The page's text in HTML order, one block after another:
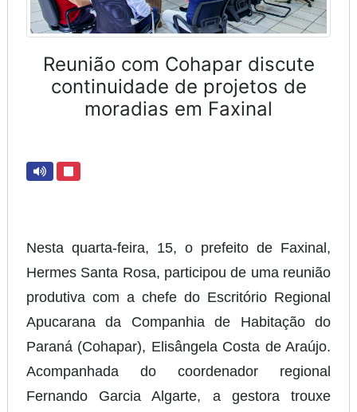
Reunião com Cohapar discute
continuidade de projetos de
moradias em Faxinal
Nesta quarta-feira, 15, o prefeito de Faxinal,
Hermes Santa Rosa, participou de uma reunião
produtiva com a chefe do Escritório Regional
Apucarana da Companhia de Habitação do
Paraná (Cohapar), Elisângela Costa de Araújo.
Acompanhada do coordenador regional
Fernando Garcia Algarte, a gestora trouxe